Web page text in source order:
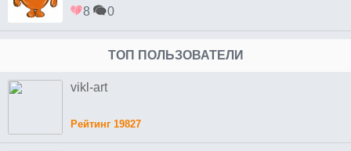
8 0
ТОП ПОЛЬЗОВАТЕЛИ
vikl-art
Рейтинг 19827